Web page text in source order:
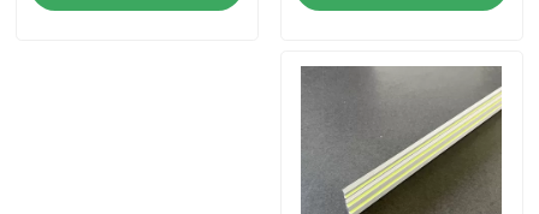
علامة خروج بأمان ضوئي
علامات النار فوتولومينيسسينت